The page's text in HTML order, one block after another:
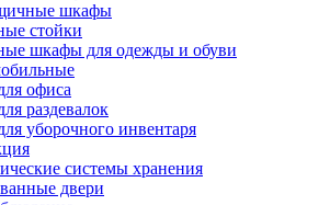
шкафы
стойки
шкафы для одежды и обуви
офиса
раздевалок
уборочного инвентаря
системы хранения
двери